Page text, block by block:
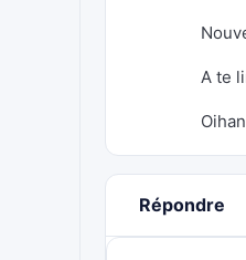
A te
Répondre